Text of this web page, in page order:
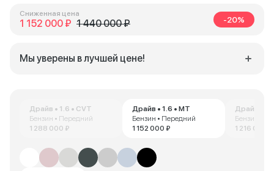
Драйв • 1.6 • CVT
Бензин • Передний
1 288 000 ₽
Драйв • 1.6 • MT
Бензин • Передний
1 152 000 ₽
Драйв •
Бензин •
1 216 000 ₽
Сниженная цена
1 152 000 ₽ 1 440 000 ₽ -20%
Мы уверены в лучшей цене!